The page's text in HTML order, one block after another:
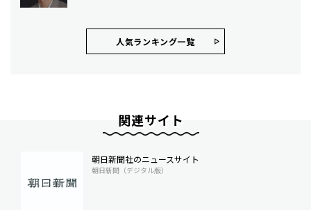
人気ランキング⼀覧
関連サイト
朝日新聞社のニュースサイト
朝日新聞（デジタル版）